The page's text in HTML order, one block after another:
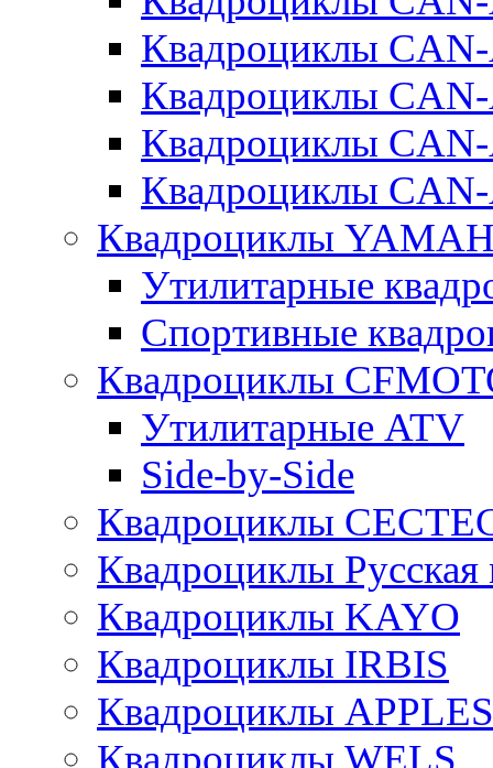
Квадроциклы
Квадроциклы
Квадроциклы
Квадроциклы
Квадроциклы
Утилитарные
Спортивные
Квадроциклы
Утилитарные ATV
Side-by-Side
Квадроциклы
Квадроциклы Русская
Квадроциклы KAYO
Квадроциклы IRBIS
Квадроциклы
Квадроциклы WELS